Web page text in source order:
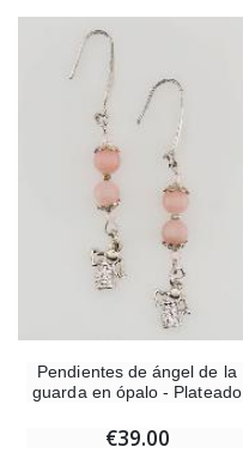
Pendientes de ángel de la
guarda en ópalo - Plateado
€39.00